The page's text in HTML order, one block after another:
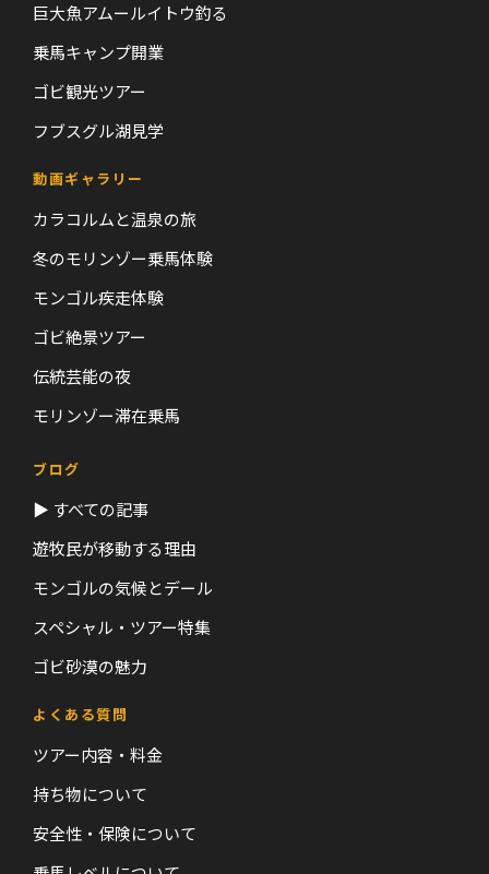
巨大魚アムールイトウ釣る
乗馬キャンプ開業
ゴビ観光ツアー
フブスグル湖見学
動画ギャラリー
カラコルムと温泉の旅
冬のモリンゾー乗馬体験
モンゴル疾走体験
ゴビ絶景ツアー
伝統芸能の夜
モリンゾー滞在乗馬
ブログ
▶ すべての記事
遊牧民が移動する理由
モンゴルの気候とデール
スペシャル・ツアー特集
ゴビ砂漠の魅力
よくある質問
ツアー内容・料金
持ち物について
安全性・保険について